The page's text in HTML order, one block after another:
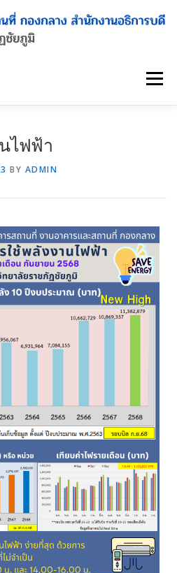
Menu
ไฟฟ้า
BY ADMIN